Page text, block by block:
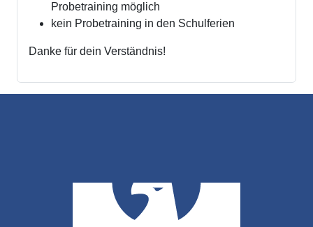
Probetraining möglich
kein Probetraining in den Schulferien
Danke für dein Verständnis!